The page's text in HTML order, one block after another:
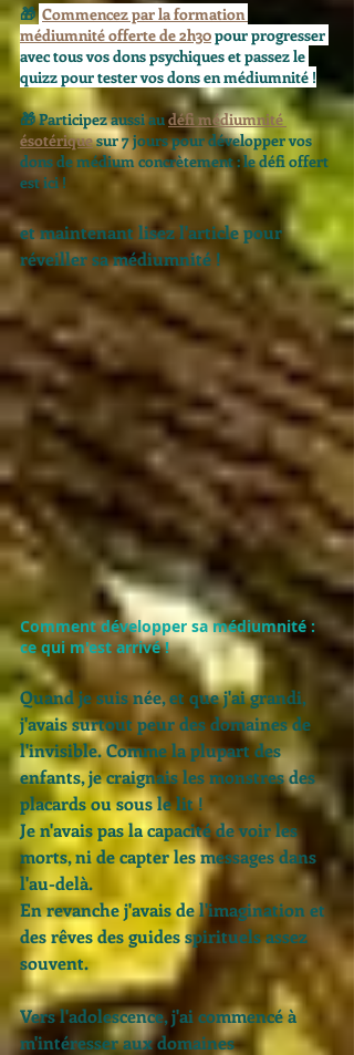
🎁 Commencez par la formation
médiumnité offerte de 2h30 pour progresser
avec tous vos dons psychiques et passez le
quizz pour tester vos dons en médiumnité !
🎁 Participez aussi au défi médiumnité
ésotérique sur 7 jours pour développer vos
dons de médium concrètement : le défi offert
est ici !
et maintenant lisez l'article pour
réveiller sa médiumnité !
Comment développer sa médiumnité :
ce qui m'est arrivé !
Quand je suis née, et que j'ai grandi,
j'avais surtout peur des domaines de
l'invisible. Comme la plupart des
enfants, je craignais les monstres des
placards ou sous le lit !
Je n'avais pas la capacité de voir les
morts, ni de capter les messages dans
l'au-delà.
En revanche j'avais de l'imagination et
des rêves des guides spirituels assez
souvent.
Vers l'adolescence, j'ai commencé à
m'intéresser aux domaines